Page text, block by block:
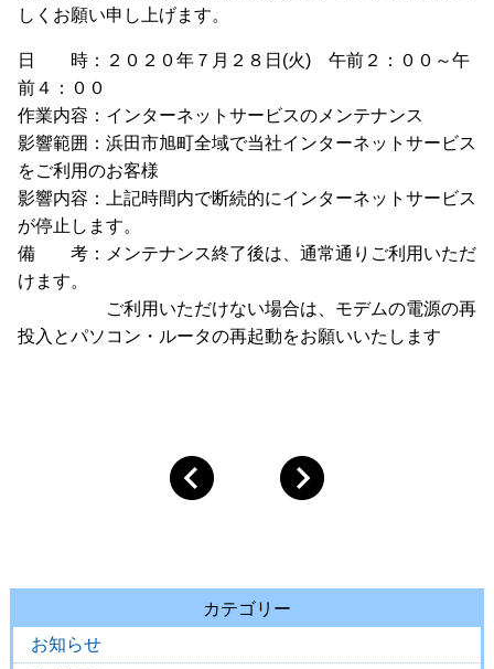
しくお願い申し上げます。
日 時：２０２０年７月２８日(火) 午前２：００～午
前４：００
作業内容：インターネットサービスのメンテナンス
影響範囲：浜田市旭町全域で当社インターネットサービス
をご利用のお客様
影響内容：上記時間内で断続的にインターネットサービス
が停止します。
備 考：メンテナンス終了後は、通常通りご利用いただ
けます。
ご利用いただけない場合は、モデムの電源の再
投入とパソコン・ルータの再起動をお願いいたします
カテゴリー
お知らせ